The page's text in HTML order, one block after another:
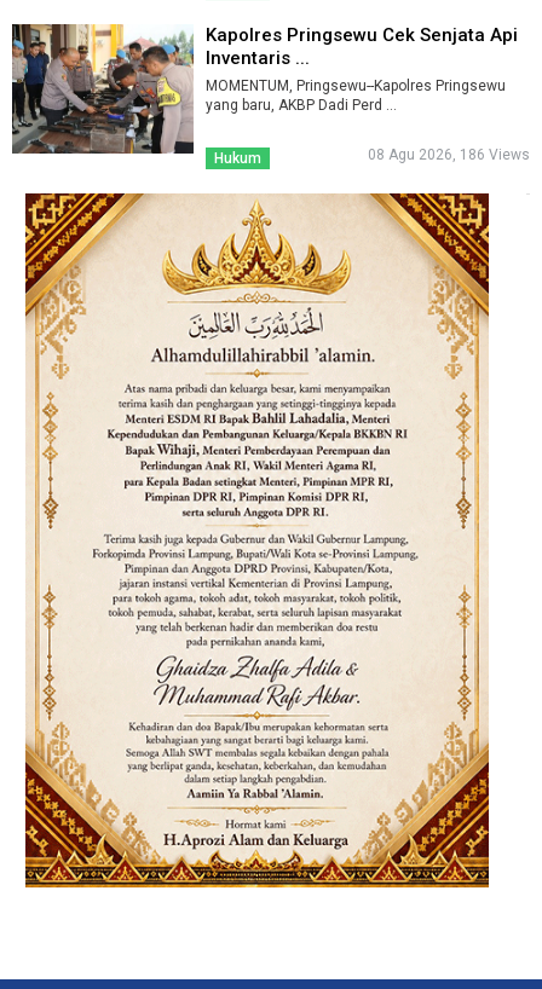
Kapolres Pringsewu Cek Senjata Api
Inventaris ...
MOMENTUM, Pringsewu--Kapolres Pringsewu
yang baru, AKBP Dadi Perd ...
Hukum 08 Agu 2026, 186 Views